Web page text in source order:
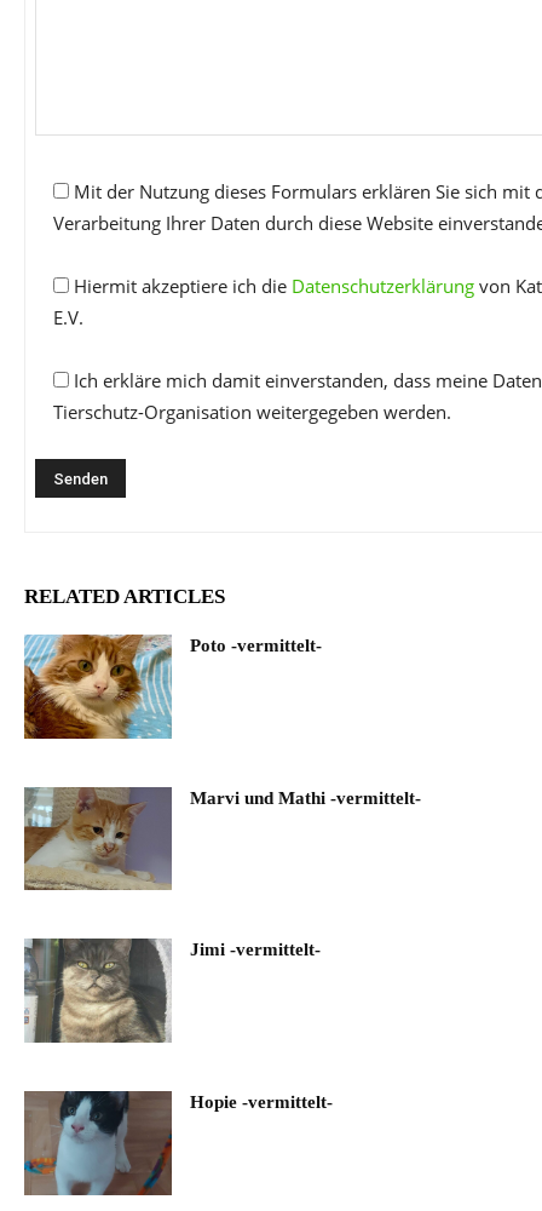
Mit der Nutzung dieses Formulars erklären Sie sich mit
Verarbeitung Ihrer Daten durch diese Website
Hiermit akzeptiere ich die Datenschutzerklärung von
E.V.
Ich erkläre mich damit einverstanden, dass meine
Tierschutz-Organisation weitergegeben werden.
RELATED ARTICLES
Poto -vermittelt-
Marvi und Mathi -vermittelt-
Jimi -vermittelt-
Hopie -vermittelt-